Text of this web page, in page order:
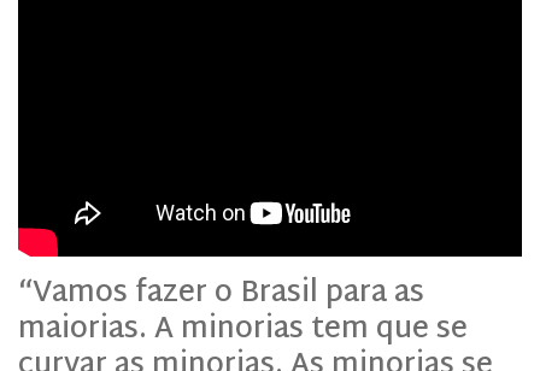
“Vamos fazer o Brasil para as
maiorias. A minorias tem que se